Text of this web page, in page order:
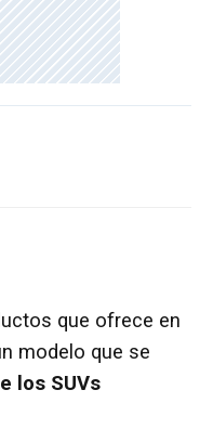
que ofrece en
modelo que se
los SUVs